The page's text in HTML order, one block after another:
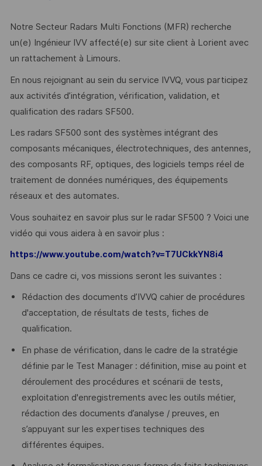
Notre Secteur Radars Multi Fonctions (MFR) recherche
un(e) Ingénieur IVV affecté(e) sur site client à Lorient avec
un rattachement à Limours.
En nous rejoignant au sein du service IVVQ, vous participez
aux activités d’intégration, vérification, validation, et
qualification des radars SF500.
Les radars SF500 sont des systèmes intégrant des
composants mécaniques, électrotechniques, des antennes,
des composants RF, optiques, des logiciels temps réel de
traitement de données numériques, des équipements
réseaux et des automates.
Vous souhaitez en savoir plus sur le radar SF500 ? Voici une
vidéo qui vous aidera à en savoir plus :
https://www.youtube.com/watch?v=T7UCkkYN8i4
Dans ce cadre ci, vos missions seront les suivantes :
Rédaction des documents d’IVVQ cahier de procédures
d'acceptation, de résultats de tests, fiches de
qualification.
En phase de vérification, dans le cadre de la stratégie
définie par le Test Manager : définition, mise au point et
déroulement des procédures et scénarii de tests,
exploitation d'enregistrements avec les outils métier,
rédaction des documents d’analyse / preuves, en
s’appuyant sur les expertises techniques des
différentes équipes.